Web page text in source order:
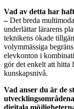
Vad av detta har
–Det breda
underlättar lärarens
teknikens ökade
volymmässiga
elevkonton i
gör det enkelt att hitta
kunskapsnivå.
Vad anser du är de